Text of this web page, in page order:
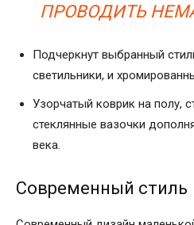
ПРОВОДИТЬ
Подчеркнут выбранный
светильники, и
Узорчатый коврик на полу,
стеклянные вазочки
века.
Современный стиль